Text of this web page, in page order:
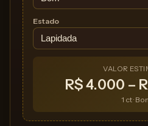
Estado
VALOR
R$ 4.000 –
1 ct ·